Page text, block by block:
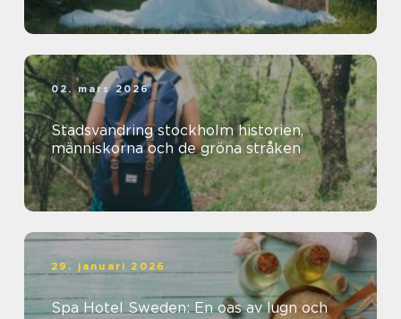
02. mars 2026
Stadsvandring stockholm historien,
människorna och de gröna stråken
29. januari 2026
Spa Hotel Sweden: En oas av lugn och